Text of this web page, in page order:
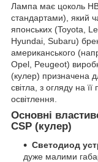
Лампа має цоколь
стандартами), який
японських (Toyota,
Hyundai, Subaru)
американського
Opel, Peugeot)
(кулер) призначена
світла, з огляду на
освітлення.
Основні
CSP (кулер)
Светодиод
дуже малими